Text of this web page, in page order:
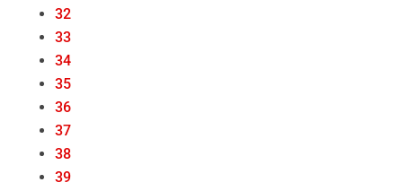
32
33
34
35
36
37
38
39